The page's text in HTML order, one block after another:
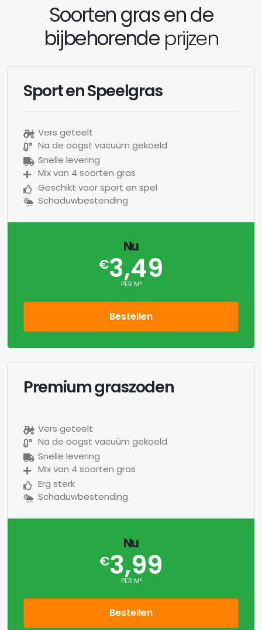
Soorten gras en de
bijbehorendeprijzen
Sport en Speelgras
Vers geteelt
Na de oogst vacuüm gekoeld
Snelle levering
Mix van 4 soorten gras
Geschikt voor sport en spel
Schaduwbestending
Nu
€3,49
PER M²
Bestellen
Premium graszoden
Vers geteelt
Na de oogst vacuüm gekoeld
Snelle levering
Mix van 4 soorten gras
Erg sterk
Schaduwbestending
Nu
€3,99
PER M²
Bestellen